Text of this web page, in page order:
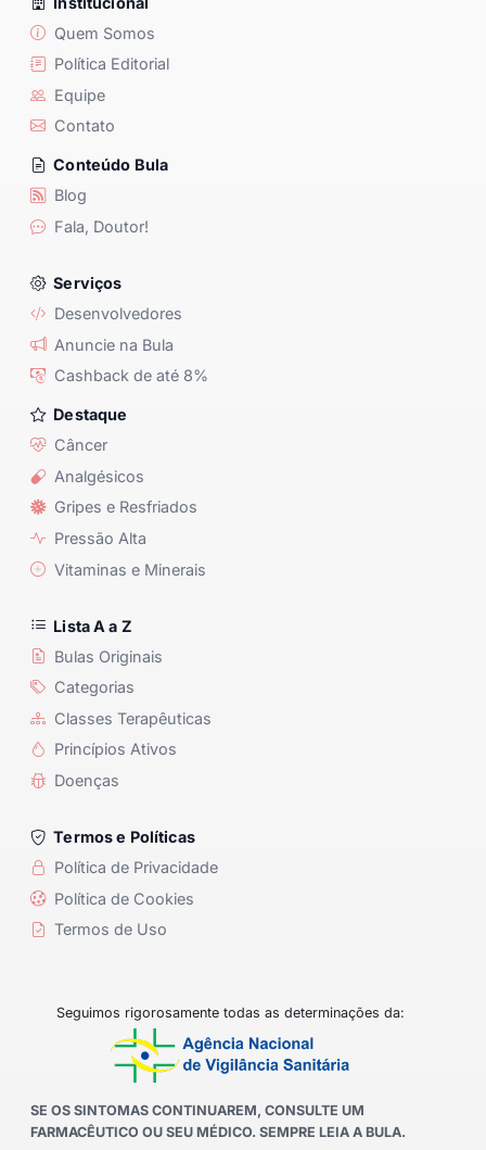
Quem Somos
Política Editorial
Equipe
Contato
Conteúdo Bula
Blog
Fala, Doutor!
Serviços
Desenvolvedores
Anuncie na Bula
Cashback de até 8%
Destaque
Câncer
Analgésicos
Gripes e Resfriados
Pressão Alta
Vitaminas e Minerais
Lista A a Z
Bulas Originais
Categorias
Classes Terapêuticas
Princípios Ativos
Doenças
Termos e Políticas
Política de Privacidade
Política de Cookies
Termos de Uso
Seguimos rigorosamente todas as determinações da:
SE OS SINTOMAS CONTINUAREM, CONSULTE UM
FARMACÊUTICO OU SEU MÉDICO. SEMPRE LEIA A BULA.